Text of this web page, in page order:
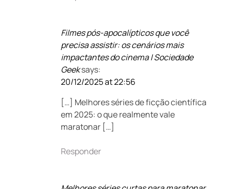
Filmes pós-apocalípticos que você
precisa assistir: os cenários mais
impactantes do cinema | Sociedade
Geeksays:
20/12/2025 at 22:56
[…] Melhores séries de ficção científica
em 2025: o que realmente vale
maratonar […]
Responder